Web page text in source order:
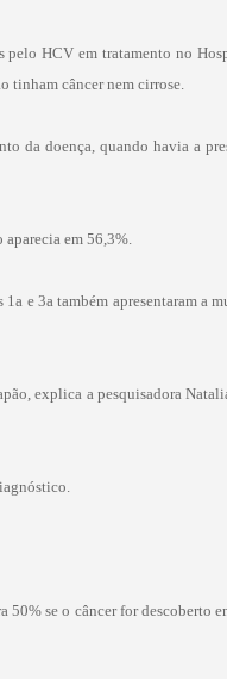
pelo HCV em tratamento no
tinham câncer nem cirrose.
da doença, quando havia a
aparecia em 56,3%.
e 3a também apresentaram a
explica a pesquisadora
50% se o câncer for descoberto